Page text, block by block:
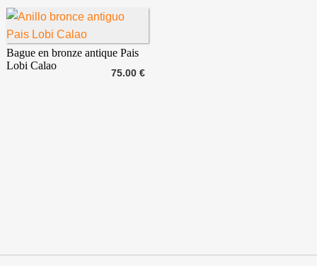
75.00 €
Bague en bronze antique Pais
Lobi Calao